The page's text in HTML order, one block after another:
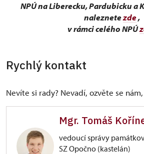
NPÚ na Liberecku, Pardubicku a
naleznetezde,
v rámci celého NPÚ
Rychlý kontakt
Nevíte si rady? Nevadí, ozvěte se
Mgr. Tomáš
vedoucí správy
SZ Opočno (kastelán)